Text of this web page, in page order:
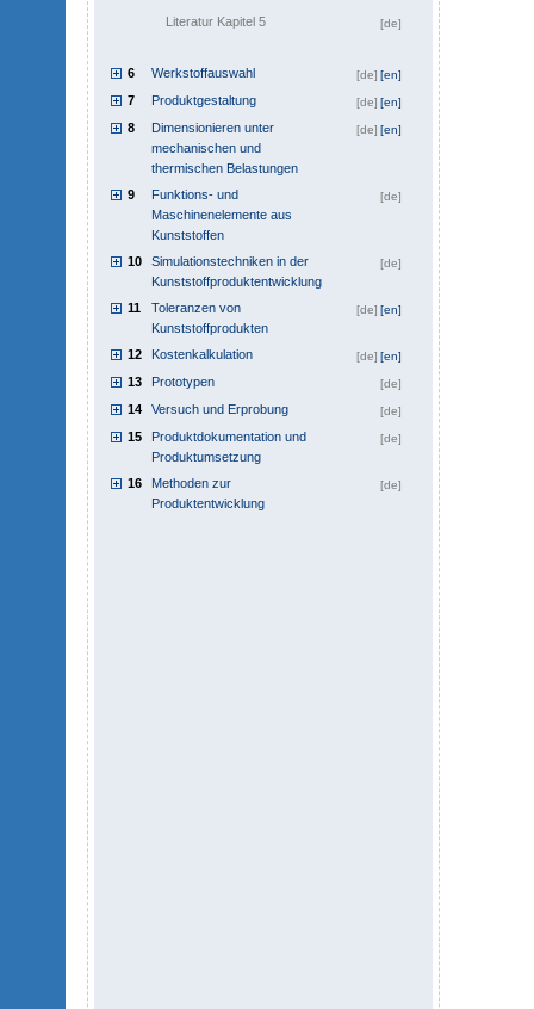
Literatur Kapitel 5 [de]
6 Werkstoffauswahl [en]
[de]
7 Produktgestaltung [en]
[de]
8
Dimensionieren unter
mechanischen und
thermischen Belastungen
[en]
[de]
9
Funktions- und
Maschinenelemente aus
Kunststoffen
[de]
10
Simulationstechniken in der
Kunststoffproduktentwicklung
[de]
11
Toleranzen von
Kunststoffprodukten
[en]
[de]
12 Kostenkalkulation [en]
[de]
13 Prototypen [de]
14 Versuch und Erprobung [de]
15
Produktdokumentation und
Produktumsetzung
[de]
16
Methoden zur
Produktentwicklung
[de]